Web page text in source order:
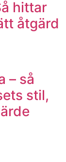
hittar
åtgärd
– så
stil,